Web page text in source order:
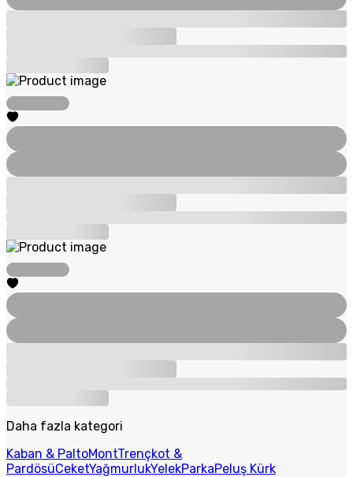
Daha fazla kategori
Kaban & PaltoMontTrençkot &
PardösüCeketYağmurlukYelekParkaPeluş Kürk